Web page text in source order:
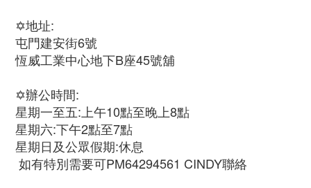
✡️地址:
屯門建安街6號
恆威工業中心地下B座45號舖
✡️辦公時間:
星期一至五:上午10點至晚上8點
星期六:下午2點至7點
星期日及公眾假期:休息
如有特別需要可PM64294561 CINDY聯絡